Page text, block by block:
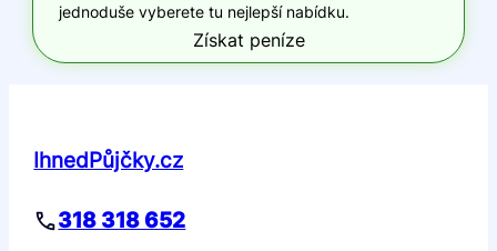
jednoduše vyberete tu nejlepší nabídku.
Získat peníze
IhnedPůjčky.cz
318 318 652